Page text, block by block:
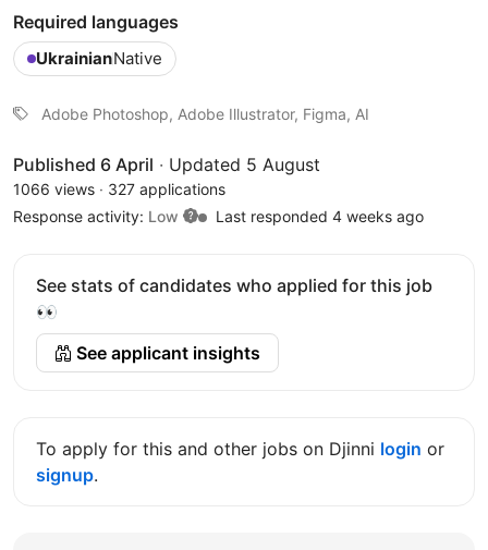
Required languages
UkrainianNative
Adobe Photoshop, Adobe Illustrator, Figma, AI
Published 6 April · Updated 5 August
1066 views · 327 applications
Response activity: Low Last responded 4 weeks ago
See stats of candidates who applied for this job
👀
See applicant insights
To apply for this and other jobs on Djinni login or
signup.